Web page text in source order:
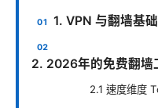
1. VPN 与翻墙基
2. 2026年的免费翻墙
2.1 速度维度